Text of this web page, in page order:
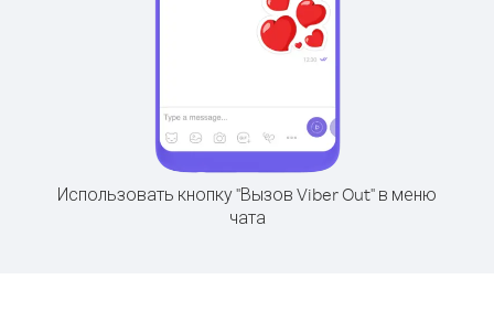
Использовать кнопку "Вызов Viber Out" в меню
чата